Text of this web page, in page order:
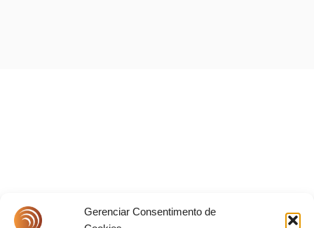
Gerenciar Consentimento de